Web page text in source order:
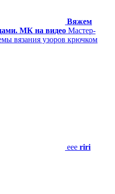
Вяжем
МК на видео Мастер-
вязания узоров крючком
eee riri